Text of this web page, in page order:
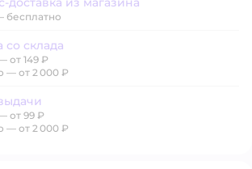
из магазина
бесплатно
со склада
от 149 ₽
— от 2 000 ₽
от 99 ₽
— от 2 000 ₽